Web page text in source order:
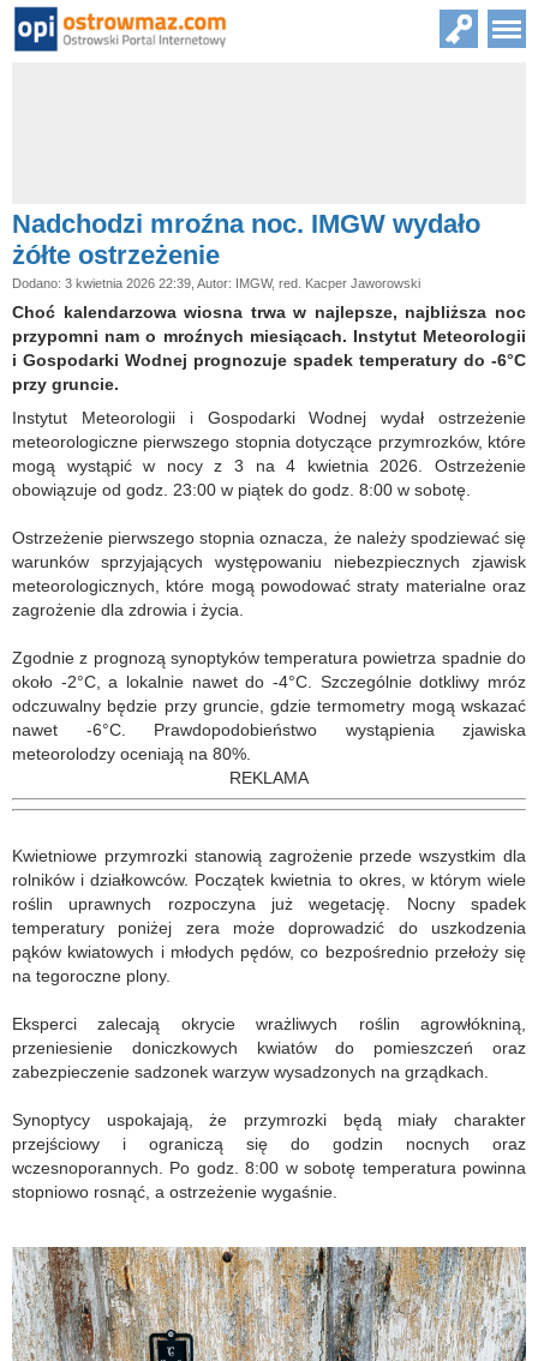
Nadchodzi mroźna noc. IMGW wydało
żółte ostrzeżenie
Dodano: 3 kwietnia 2026 22:39, Autor: IMGW, red. Kacper Jaworowski
Choć kalendarzowa wiosna trwa w najlepsze, najbliższa noc
przypomni nam o mroźnych miesiącach. Instytut Meteorologii
i Gospodarki Wodnej prognozuje spadek temperatury do -6°C
przy gruncie.
Instytut Meteorologii i Gospodarki Wodnej wydał ostrzeżenie
meteorologiczne pierwszego stopnia dotyczące przymrozków, które
mogą wystąpić w nocy z 3 na 4 kwietnia 2026. Ostrzeżenie
obowiązuje od godz. 23:00 w piątek do godz. 8:00 w sobotę.
Ostrzeżenie pierwszego stopnia oznacza, że należy spodziewać się
warunków sprzyjających występowaniu niebezpiecznych zjawisk
meteorologicznych, które mogą powodować straty materialne oraz
zagrożenie dla zdrowia i życia.
Zgodnie z prognozą synoptyków temperatura powietrza spadnie do
około -2°C, a lokalnie nawet do -4°C. Szczególnie dotkliwy mróz
odczuwalny będzie przy gruncie, gdzie termometry mogą wskazać
nawet -6°C. Prawdopodobieństwo wystąpienia zjawiska
meteorolodzy oceniają na 80%.
REKLAMA
Kwietniowe przymrozki stanowią zagrożenie przede wszystkim dla
rolników i działkowców. Początek kwietnia to okres, w którym wiele
roślin uprawnych rozpoczyna już wegetację. Nocny spadek
temperatury poniżej zera może doprowadzić do uszkodzenia
pąków kwiatowych i młodych pędów, co bezpośrednio przełoży się
na tegoroczne plony.
Eksperci zalecają okrycie wrażliwych roślin agrowłókniną,
przeniesienie doniczkowych kwiatów do pomieszczeń oraz
zabezpieczenie sadzonek warzyw wysadzonych na grządkach.
Synoptycy uspokajają, że przymrozki będą miały charakter
przejściowy i ograniczą się do godzin nocnych oraz
wczesnoporannych. Po godz. 8:00 w sobotę temperatura powinna
stopniowo rosnąć, a ostrzeżenie wygaśnie.